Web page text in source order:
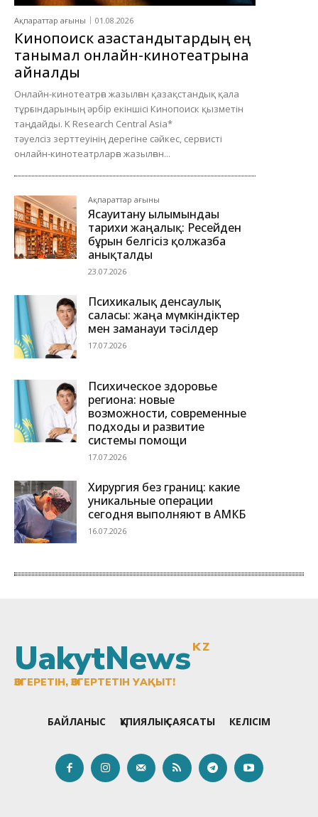
UakytNewsKZ
ӨЗГЕРЕТІН, ӨЗГЕРТЕТІН УАҚЫТ!
БАЙЛАНЫС ҚҰПИЯЛЫҚ САЯСАТЫ КЕЛІСІМ